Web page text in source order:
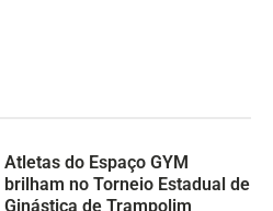
Atletas do Espaço GYM
brilham no Torneio Estadual de
Ginástica de Trampolim